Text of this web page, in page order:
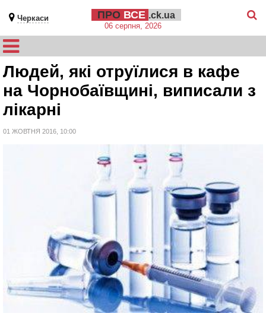
Черкаси ПРО ВСЕ .ck.ua
06 серпня, 2026
Людей, які отруїлися в кафе
на Чорнобаївщині, виписали з
лікарні
01 ЖОВТНЯ 2016, 10:00